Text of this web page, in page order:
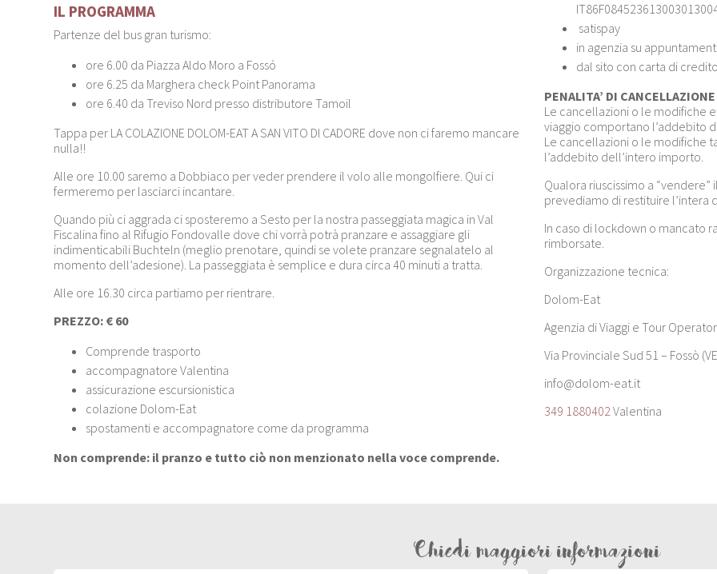
IL PROGRAMMA
Partenze del bus gran turismo:
ore 6.00 da Piazza Aldo Moro a Fossó
ore 6.25 da Marghera check Point Panorama
ore 6.40 da Treviso Nord presso distributore Tamoil
Tappa per LA COLAZIONE DOLOM-EAT A SAN VITO DI CADORE dove non ci faremo mancare
nulla!!
Alle ore 10.00 saremo a Dobbiaco per veder prendere il volo alle mongolfiere. Qui ci
fermeremo per lasciarci incantare.
Quando più ci aggrada ci sposteremo a Sesto per la nostra passeggiata magica in Val
Fiscalina fino al Rifugio Fondovalle dove chi vorrà potrà pranzare e assaggiare gli
indimenticabili Buchteln (meglio prenotare, quindi se volete pranzare segnalatelo al
momento dell’adesione). La passeggiata è semplice e dura circa 40 minuti a tratta.
Alle ore 16.30 circa partiamo per rientrare.
PREZZO: € 60
Comprende trasporto
accompagnatore Valentina
assicurazione escursionistica
colazione Dolom-Eat
spostamenti e accompagnatore come da programma
Non comprende: il pranzo e tutto ciò non menzionato nella voce comprende.
satispay
in agenzia su
dal sito con carta di
PENALITA’ DI
Le cancellazioni o le modifiche
viaggio comportano l’addebito
Le cancellazioni o le modifiche
l’addebito dell’intero importo.
Qualora riuscissimo a
prevediamo di restituire l’intera
In caso di lockdown o mancato
rimborsate.
Organizzazione tecnica:
Dolom-Eat
Agenzia di Viaggi e Tour Operator
Via Provinciale Sud 51 – Fossò
info@dolom-eat.it
349 1880402Valentina
Chiedi maggiori informazioni